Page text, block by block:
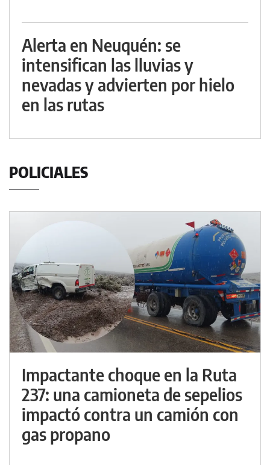
Alerta en Neuquén: se
intensifican las lluvias y
nevadas y advierten por hielo
en las rutas
POLICIALES
Impactante choque en la Ruta
237: una camioneta de sepelios
impactó contra un camión con
gas propano